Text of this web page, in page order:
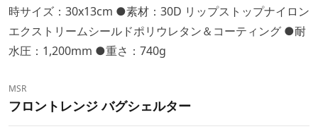
時サイズ：30x13cm ●素材：30D リップストップナイロン
エクストリームシールドポリウレタン＆コーティング ●耐
水圧：1,200mm ●重さ：740g
MSR
フロントレンジ バグシェルター